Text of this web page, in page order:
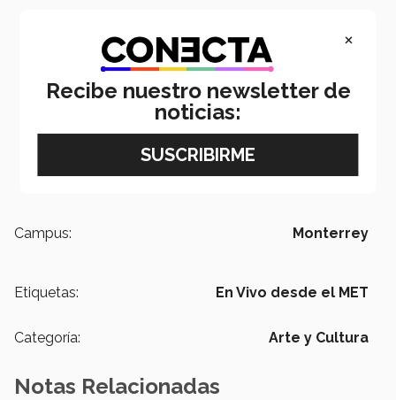
Campus: Monterrey
Etiquetas: En Vivo desde el MET
Categoría: Arte y Cultura
Notas Relacionadas
×
Recibe nuestro newsletter de
noticias: